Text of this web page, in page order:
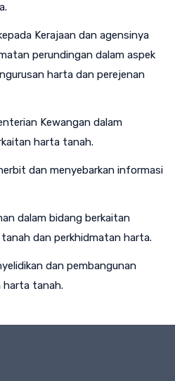
Kerajaan dan agensinya
perundingan dalam aspek
harta dan perejenan
Kewangan dalam
harta tanah.
dan menyebarkan informasi
dalam bidang berkaitan
dan perkhidmatan harta.
dan pembangunan
harta tanah.